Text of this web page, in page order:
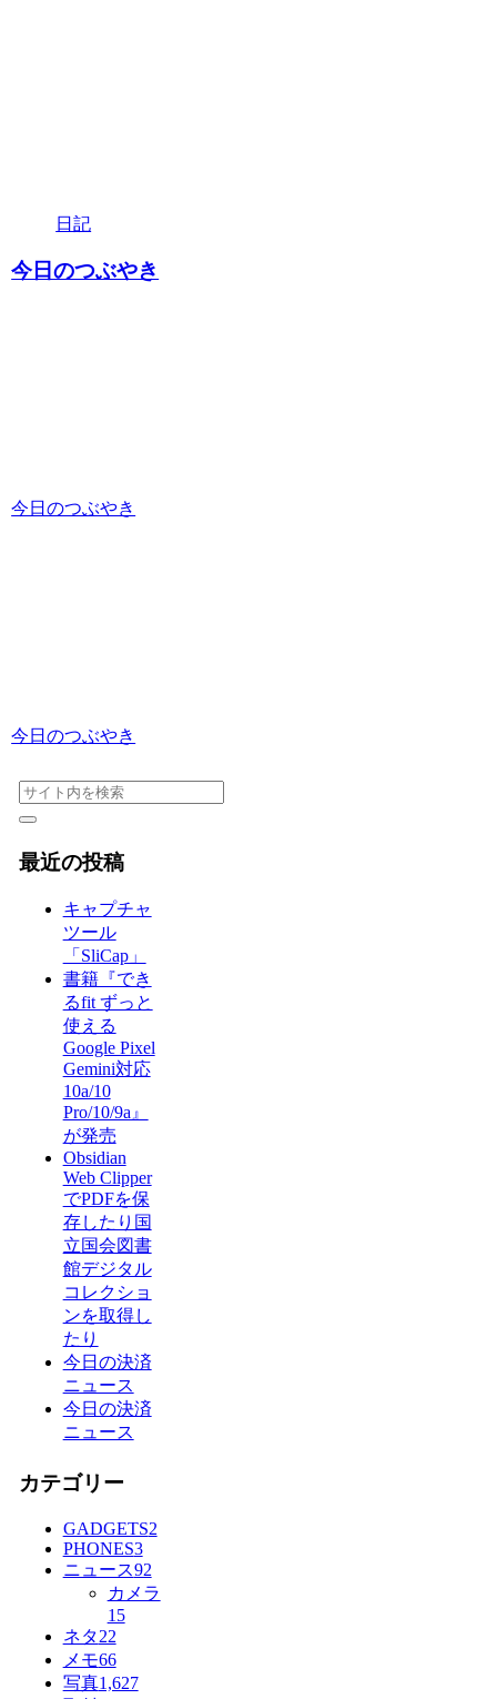
日記
今日のつぶやき
今日のつぶやき
今日のつぶやき
最近の投稿
キャプチャ
ツール
「SliCap」
書籍『でき
るfit ずっと
使える
Google Pixel
Gemini対応
10a/10
Pro/10/9a』
が発売
Obsidian
Web Clipper
でPDFを保
存したり国
立国会図書
館デジタル
コレクショ
ンを取得し
たり
今日の決済
ニュース
今日の決済
ニュース
カテゴリー
GADGETS2
PHONES3
ニュース92
カメラ
15
ネタ22
メモ66
写真1,627